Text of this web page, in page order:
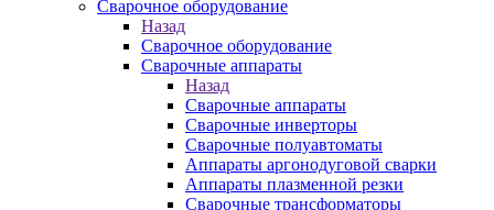
Сварочное оборудование
Назад
Сварочное оборудование
Сварочные аппараты
Назад
Сварочные аппараты
Сварочные инверторы
Сварочные полуавтоматы
Аппараты аргонодуговой сварки
Аппараты плазменной резки
Сварочные трансформаторы